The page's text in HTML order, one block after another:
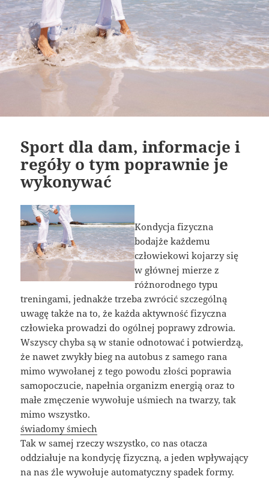
Sport dla dam, informacje i
regóły o tym poprawnie je
wykonywać
Kondycja fizyczna
bodajże każdemu
człowiekowi kojarzy się
w głównej mierze z
różnorodnego typu
treningami, jednakże trzeba zwrócić szczególną
uwagę także na to, że każda aktywność fizyczna
człowieka prowadzi do ogólnej poprawy zdrowia.
Wszyscy chyba są w stanie odnotować i potwierdzą,
że nawet zwykły bieg na autobus z samego rana
mimo wywołanej z tego powodu złości poprawia
samopoczucie, napełnia organizm energią oraz to
małe zmęczenie wywołuje uśmiech na twarzy, tak
mimo wszystko.
świadomy śmiech
Tak w samej rzeczy wszystko, co nas otacza
oddziałuje na kondycję fizyczną, a jeden wpływający
na nas źle wywołuje automatyczny spadek formy.